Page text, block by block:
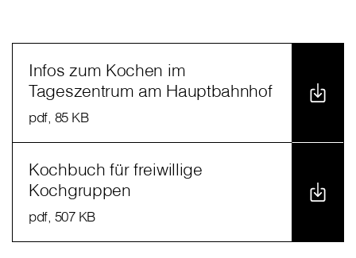
Infos zum Kochen im
Tageszentrum am Hauptbahnhof
pdf, 85 KB
Kochbuch für freiwillige
Kochgruppen
pdf, 507 KB